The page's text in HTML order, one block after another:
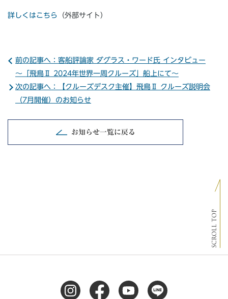
詳しくはこちら （外部サイト）
前の記事へ：客船評論家 ダグラス・ワード氏 インタビュー
～「飛鳥Ⅱ 2024年世界一周クルーズ」船上にて～
次の記事へ：【クルーズデスク主催】飛鳥Ⅱ クルーズ説明会
（7月開催）のお知らせ
お知らせ一覧に戻る
SCROLL TOP